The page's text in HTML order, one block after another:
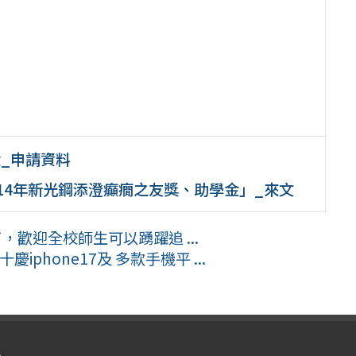
申請資料
年新光鋼添澄癲癇之友獎、助學金」_來文
歡迎全校師生可以踴躍追 ...
慶iphone17及 多款手機平 ...